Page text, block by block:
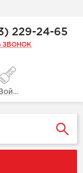
229-24-65
ЗВОНОК
Войти